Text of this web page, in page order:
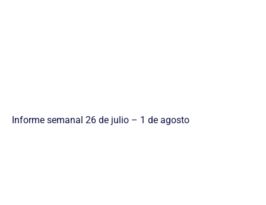
Informe semanal 26 de julio – 1 de agosto